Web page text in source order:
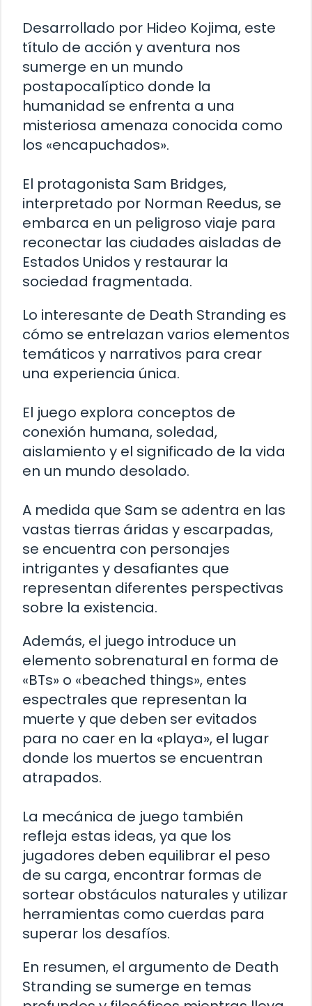
Desarrollado por Hideo Kojima, este
título de acción y aventura nos
sumerge en un mundo
postapocalíptico donde la
humanidad se enfrenta a una
misteriosa amenaza conocida como
los «encapuchados».
El protagonista Sam Bridges,
interpretado por Norman Reedus, se
embarca en un peligroso viaje para
reconectar las ciudades aisladas de
Estados Unidos y restaurar la
sociedad fragmentada.
Lo interesante de Death Stranding es
cómo se entrelazan varios elementos
temáticos y narrativos para crear
una experiencia única.
El juego explora conceptos de
conexión humana, soledad,
aislamiento y el significado de la vida
en un mundo desolado.
A medida que Sam se adentra en las
vastas tierras áridas y escarpadas,
se encuentra con personajes
intrigantes y desafiantes que
representan diferentes perspectivas
sobre la existencia.
Además, el juego introduce un
elemento sobrenatural en forma de
«BTs» o «beached things», entes
espectrales que representan la
muerte y que deben ser evitados
para no caer en la «playa», el lugar
donde los muertos se encuentran
atrapados.
La mecánica de juego también
refleja estas ideas, ya que los
jugadores deben equilibrar el peso
de su carga, encontrar formas de
sortear obstáculos naturales y utilizar
herramientas como cuerdas para
superar los desafíos.
En resumen, el argumento de Death
Stranding se sumerge en temas